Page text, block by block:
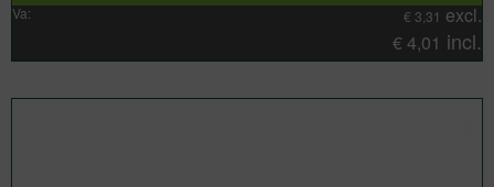
Va: € 3,31 excl.
€4,01 incl.